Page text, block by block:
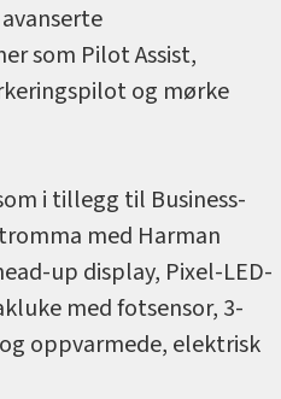
som Pilot Assist,
og mørke
i tillegg til Business-
med Harman
up display, Pixel-LED-
med fotsensor, 3-
oppvarmede, elektrisk